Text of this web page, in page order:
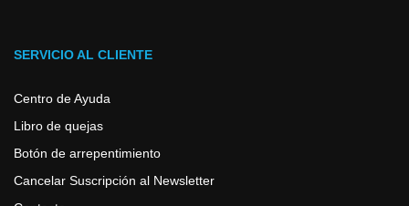
SERVICIO AL CLIENTE
Centro de Ayuda
Libro de quejas
Botón de arrepentimiento
Cancelar Suscripción al Newsletter